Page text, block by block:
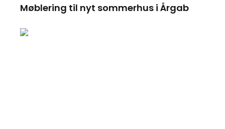
Møblering til nyt sommerhus i Årgab